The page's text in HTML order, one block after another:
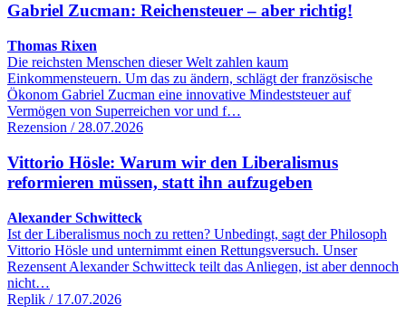
Gabriel Zucman: Reichensteuer – aber richtig!
Thomas Rixen
Die reichsten Menschen dieser Welt zahlen kaum
Einkommensteuern. Um das zu ändern, schlägt der französische
Ökonom Gabriel Zucman eine innovative Mindeststeuer auf
Vermögen von Superreichen vor und f…
Rezension / 28.07.2026
Vittorio Hösle: Warum wir den Liberalismus
reformieren müssen, statt ihn aufzugeben
Alexander Schwitteck
Ist der Liberalismus noch zu retten? Unbedingt, sagt der Philosoph
Vittorio Hösle und unternimmt einen Rettungsversuch. Unser
Rezensent Alexander Schwitteck teilt das Anliegen, ist aber dennoch
nicht…
Replik / 17.07.2026